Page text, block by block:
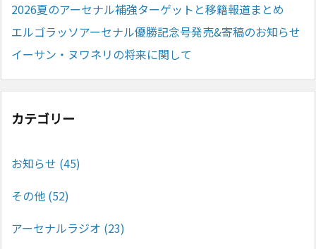
2026夏のアーセナル補強ターゲットと移籍報道まとめ
エルゴラッソアーセナル優勝記念号発売&寄稿のお知らせ
イーサン・ヌワネリの将来に関して
カテゴリー
お知らせ (45)
その他 (52)
アーセナルラジオ (23)